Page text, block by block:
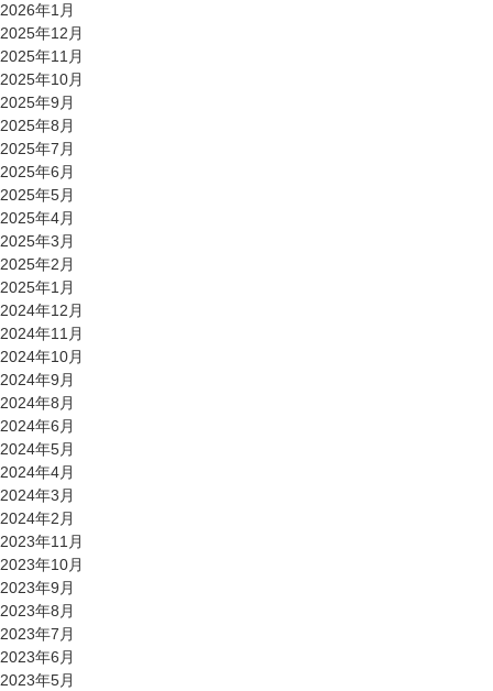
2026年1月
2025年12月
2025年11月
2025年10月
2025年9月
2025年8月
2025年7月
2025年6月
2025年5月
2025年4月
2025年3月
2025年2月
2025年1月
2024年12月
2024年11月
2024年10月
2024年9月
2024年8月
2024年6月
2024年5月
2024年4月
2024年3月
2024年2月
2023年11月
2023年10月
2023年9月
2023年8月
2023年7月
2023年6月
2023年5月